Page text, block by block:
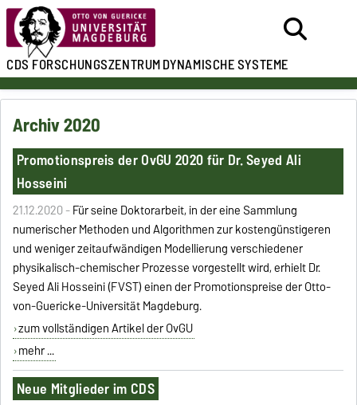
CDSFORSCHUNGSZENTRUMDYNAMISCHE SYSTEME
Archiv 2020
Promotionspreis der OvGU 2020 für Dr. Seyed Ali
Hosseini
21.12.2020 -Für seine Doktorarbeit, in der eine Sammlung
numerischer Methoden und Algorithmen zur kostengünstigeren
und weniger zeitaufwändigen Modellierung verschiedener
physikalisch-chemischer Prozesse vorgestellt wird,erhielt Dr.
Seyed Ali Hosseini (FVST) einen der Promotionspreise der Otto-
von-Guericke-Universität Magdeburg.
zum vollständigen Artikel der OvGU
mehr ...
Neue Mitglieder im CDS